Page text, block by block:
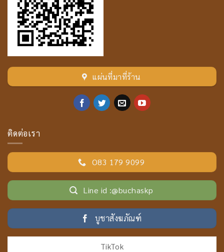
แผ่นที่มาที่ร้าน
ติดต่อเรา
O83 179 9099
Line id :@buchaskp
บูชาสังฆภัณฑ์
TikTok